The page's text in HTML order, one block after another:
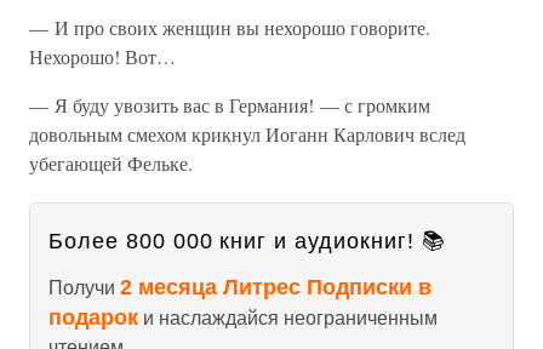
— И про своих женщин вы нехорошо говорите.
Нехорошо! Вот…
— Я буду увозить вас в Германия! — с громким
довольным смехом крикнул Иоганн Карлович вслед
убегающей Фельке.
Более 800 000 книг и аудиокниг! 📚
Получи 2 месяца Литрес Подписки в
подарок и наслаждайся неограниченным